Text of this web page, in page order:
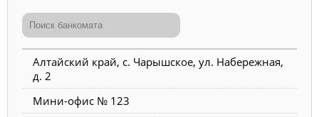
Алтайский край, с. Чарышское, ул. Набережная,
д. 2
Мини-офис № 123